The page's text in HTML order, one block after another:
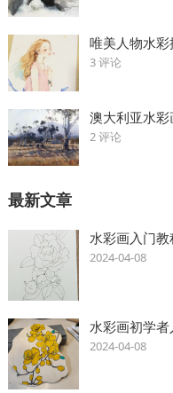
唯美人物水
3 评论
澳大利亚水
2 评论
最新文章
水彩画入门
2024-04-08
水彩画初学
2024-04-08